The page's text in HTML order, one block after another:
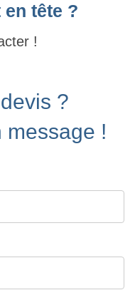
tête ?
!
?
message !